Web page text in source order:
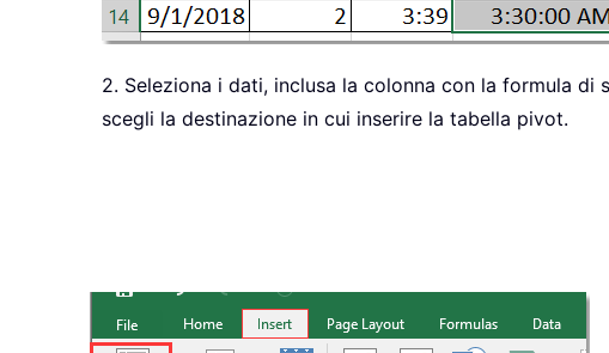
2. Seleziona i dati, inclusa la colonna con la formula di
scegli la destinazione in cui inserire la tabella pivot.